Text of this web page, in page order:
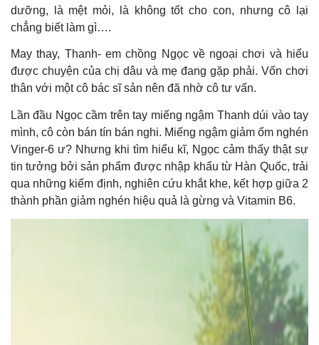
dưỡng, là mệt mỏi, là không tốt cho con, nhưng cô lại
chẳng biết làm gì….
May thay, Thanh- em chồng Ngọc về ngoại chơi và hiểu
được chuyện của chị dâu và mẹ đang gặp phải. Vốn chơi
thân với một cô bác sĩ sản nên đã nhờ cô tư vấn.
Lần đầu Ngọc cầm trên tay miếng ngậm Thanh dúi vào tay
mình, cô còn bán tín bán nghi. Miếng ngậm giảm ốm nghén
Vinger-6 ư? Nhưng khi tìm hiểu kĩ, Ngọc cảm thấy thật sự
tin tưởng bởi sản phẩm được nhập khẩu từ Hàn Quốc, trải
qua những kiểm định, nghiên cứu khắt khe, kết hợp giữa 2
thành phần giảm nghén hiệu quả là gừng và Vitamin B6.